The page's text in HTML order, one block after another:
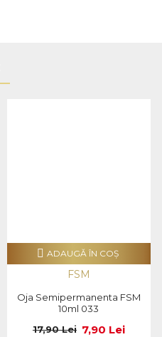
FSM
Oja Semipermanenta FSM
10ml 033
7,90 Lei
17,90 Lei
ADAUGĂ ÎN COŞ